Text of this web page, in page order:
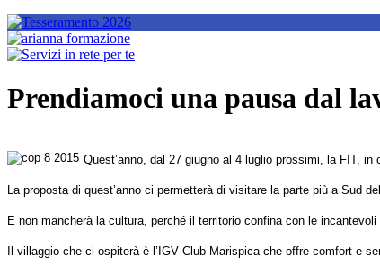
Prendiamoci una pausa dal
Quest’anno, dal 27 giugno al 4 luglio prossimi, la FIT, in
La proposta di quest’anno ci permetterà di visitare la parte più a Sud
E non mancherà la cultura, perché il territorio confina con le
Il villaggio che ci ospiterà è l’IGV Club Marispica che offre comfort e